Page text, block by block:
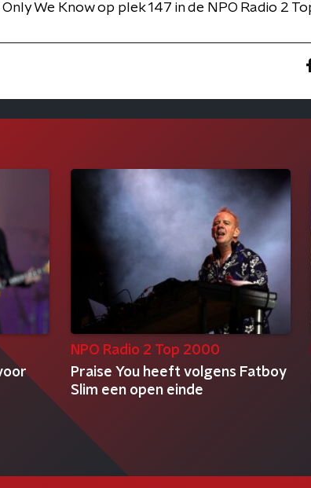
We Know op plek 147 in de NPO Radio 2
NPO Radio 2 Top 2000
Praise You heeft volgens Fatboy
Slim een open einde